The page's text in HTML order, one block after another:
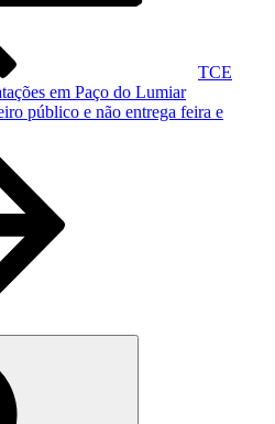
TCE
em Paço do Lumiar
público e não entrega feira e